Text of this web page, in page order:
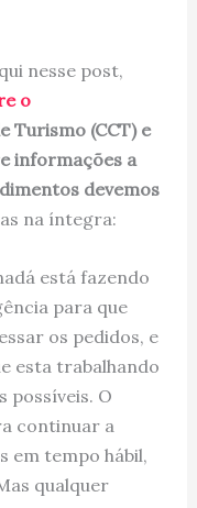
nesse post,
o
Turismo (CCT) e
informações a
devemos
na íntegra:
está fazendo
para que
os pedidos, e
esta trabalhando
possíveis. O
continuar a
em tempo hábil,
qualquer